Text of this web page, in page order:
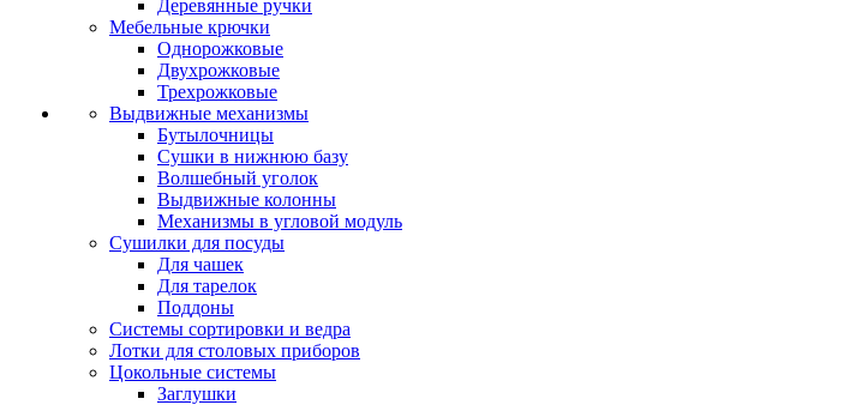
Деревянные ручки
Мебельные крючки
Однорожковые
Двухрожковые
Трехрожковые
Выдвижные механизмы
Бутылочницы
Сушки в нижнюю базу
Волшебный уголок
Выдвижные колонны
Механизмы в угловой модуль
Сушилки для посуды
Для чашек
Для тарелок
Поддоны
Системы сортировки и ведра
Лотки для столовых приборов
Цокольные системы
Заглушки